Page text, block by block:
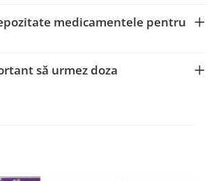
medicamentele pentru
să urmez doza